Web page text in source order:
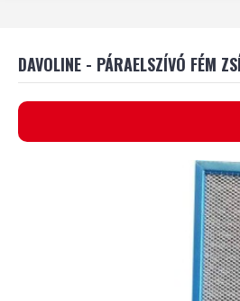
DAVOLINE - PÁRAELSZÍVÓ FÉM